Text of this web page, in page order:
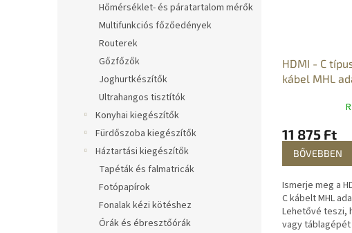
Hőmérséklet- és páratartalom mérők
Multifunkciós főzőedények
Routerek
Gőzfőzők
Joghurtkészítők
Ultrahangos tisztítók
Konyhai kiegészítők
Fürdőszoba kiegészítők
Háztartási kiegészítők
Tapéták és falmatricák
Fotópapírok
Fonalak kézi kötéshez
Órák és ébresztőórák
HDMI - C
kábel MHL
11 875 Ft
BŐVEBBEN
Ismerje meg a
C kábelt MHL
Lehetővé teszi,
vagy